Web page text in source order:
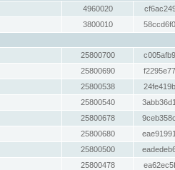
4960020
3800010
25800700
25800690
25800538
25800540
25800678
25800680
25800500
25800478